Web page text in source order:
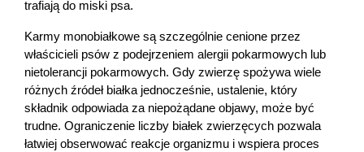
trafiają do miski psa.
Karmy monobiałkowe są szczególnie cenione przez
właścicieli psów z podejrzeniem alergii pokarmowych lub
nietolerancji pokarmowych. Gdy zwierzę spożywa wiele
różnych źródeł białka jednocześnie, ustalenie, który
składnik odpowiada za niepożądane objawy, może być
trudne. Ograniczenie liczby białek zwierzęcych pozwala
łatwiej obserwować reakcje organizmu i wspiera proces